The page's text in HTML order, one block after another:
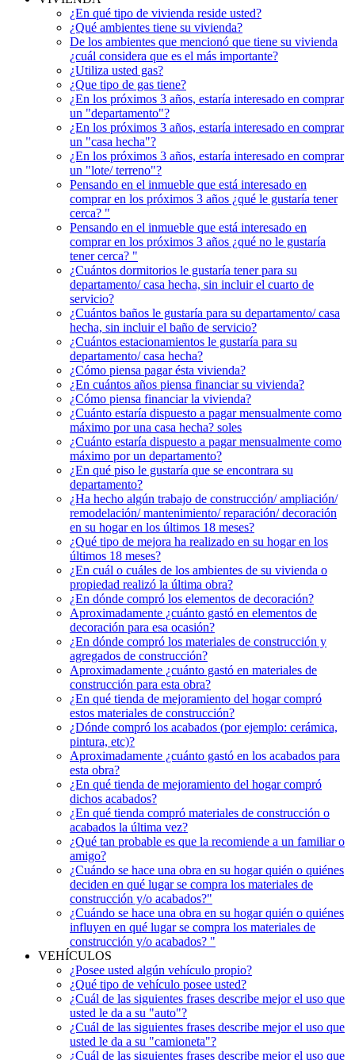
¿En qué tipo de vivienda reside usted?
¿Qué ambientes tiene su vivienda?
De los ambientes que mencionó que tiene su vivienda
¿cuál considera que es el más importante?
¿Utiliza usted gas?
¿Que tipo de gas tiene?
¿En los próximos 3 años, estaría interesado en comprar
un "departamento"?
¿En los próximos 3 años, estaría interesado en comprar
un "casa hecha"?
¿En los próximos 3 años, estaría interesado en comprar
un "lote/ terreno"?
Pensando en el inmueble que está interesado en
comprar en los próximos 3 años ¿qué le gustaría tener
cerca? "
Pensando en el inmueble que está interesado en
comprar en los próximos 3 años ¿qué no le gustaría
tener cerca? "
¿Cuántos dormitorios le gustaría tener para su
departamento/ casa hecha, sin incluir el cuarto de
servicio?
¿Cuántos baños le gustaría para su departamento/ casa
hecha, sin incluir el baño de servicio?
¿Cuántos estacionamientos le gustaría para su
departamento/ casa hecha?
¿Cómo piensa pagar ésta vivienda?
¿En cuántos años piensa financiar su vivienda?
¿Cómo piensa financiar la vivienda?
¿Cuánto estaría dispuesto a pagar mensualmente como
máximo por una casa hecha? soles
¿Cuánto estaría dispuesto a pagar mensualmente como
máximo por un departamento?
¿En qué piso le gustaría que se encontrara su
departamento?
¿Ha hecho algún trabajo de construcción/ ampliación/
remodelación/ mantenimiento/ reparación/ decoración
en su hogar en los últimos 18 meses?
¿Qué tipo de mejora ha realizado en su hogar en los
últimos 18 meses?
¿En cuál o cuáles de los ambientes de su vivienda o
propiedad realizó la última obra?
¿En dónde compró los elementos de decoración?
Aproximadamente ¿cuánto gastó en elementos de
decoración para esa ocasión?
¿En dónde compró los materiales de construcción y
agregados de construcción?
Aproximadamente ¿cuánto gastó en materiales de
construcción para esta obra?
¿En qué tienda de mejoramiento del hogar compró
estos materiales de construcción?
¿Dónde compró los acabados (por ejemplo: cerámica,
pintura, etc)?
Aproximadamente ¿cuánto gastó en los acabados para
esta obra?
¿En qué tienda de mejoramiento del hogar compró
dichos acabados?
¿En qué tienda compró materiales de construcción o
acabados la última vez?
¿Qué tan probable es que la recomiende a un familiar o
amigo?
¿Cuándo se hace una obra en su hogar quién o quiénes
deciden en qué lugar se compra los materiales de
construcción y/o acabados?"
¿Cuándo se hace una obra en su hogar quién o quiénes
influyen en qué lugar se compra los materiales de
construcción y/o acabados? "
VEHÍCULOS
¿Posee usted algún vehículo propio?
¿Qué tipo de vehículo posee usted?
¿Cuál de las siguientes frases describe mejor el uso que
usted le da a su "auto"?
¿Cuál de las siguientes frases describe mejor el uso que
usted le da a su "camioneta"?
¿Cuál de las siguientes frases describe mejor el uso que